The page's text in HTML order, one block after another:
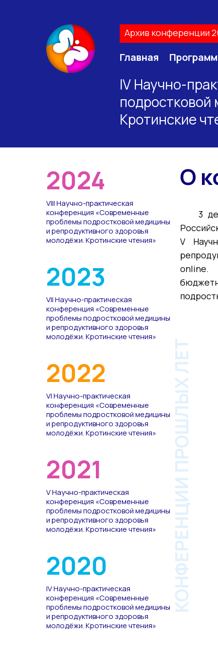
Архив конференции
Главная
IV Научно-
Кротинские
2024
VIII Научно-практическая
конференция «Современные
проблемы подростковой медицины
и репродуктивного здоровья
молодёжи. Кротинские чтения»
2023
VII Научно-практическая
конференция «Современные
проблемы подростковой медицины
и репродуктивного здоровья
молодёжи. Кротинские чтения»
2022
VI Научно-практическая
конференция «Современные
проблемы подростковой медицины
и репродуктивного здоровья
молодёжи. Кротинские чтения»
2021
V Научно-практическая
конференция «Современные
проблемы подростковой медицины
и репродуктивного здоровья
молодёжи. Кротинские чтения»
2020
IV Научно-практическая
конференция «Современные
проблемы подростковой медицины
и репродуктивного здоровья
молодёжи. Кротинские чтения»
КОНФЕРЕНЦИИ ПРОШЛЫХ ЛЕТ
О
3
V
online.